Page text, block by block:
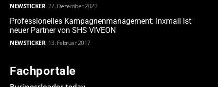
NEWSTICKER 27. Dezember 2022
Professionelles Kampagnenmanagement: Inxmail ist
neuer Partner von SHS VIVEON
NEWSTICKER 13. Februar 2017
Fachportale